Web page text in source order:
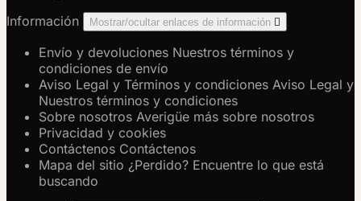
Información
Mostrar/ocultar enlaces de información 
Envío y devoluciones Nuestros términos y
condiciones de envío
Aviso Legal y Términos y condiciones Aviso Legal y
Nuestros términos y condiciones
Sobre nosotros Averigüe más sobre nosotros
Privacidad y cookies
Contáctenos Contáctenos
Mapa del sitio ¿Perdido? Encuentre lo que está
buscando